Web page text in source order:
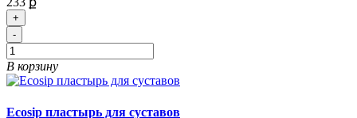
+
-
В корзину
Ecosip пластырь для суставов